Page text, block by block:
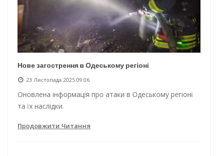
Нове загострення в Одеському регіоні
23 Листопада 2025 09:06
Оновлена інформація про атаки в Одеському регіоні
та їх наслідки.
Продовжити Читання